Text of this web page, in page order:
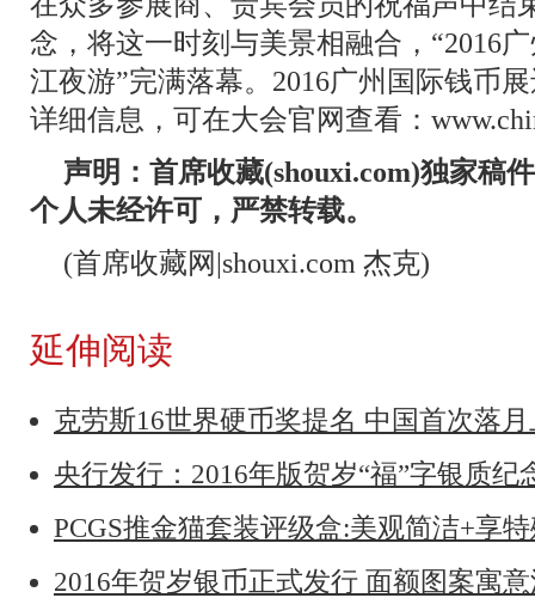
念，将这一时刻与美景相融合，“2016
江夜游”完满落幕。2016广州国际钱币
详细信息，可在大会官网查看：
声明：首席收藏(shouxi.com)独家稿
个人未经许可，严禁转载。
(首席收藏网|shouxi.com 杰克)
延伸阅读
克劳斯16世界硬币奖提名 中国首次落
央行发行：2016年版贺岁“福”字银质纪
PCGS推金猫套装评级盒:美观简洁+享
2016年贺岁银币正式发行 面额图案寓